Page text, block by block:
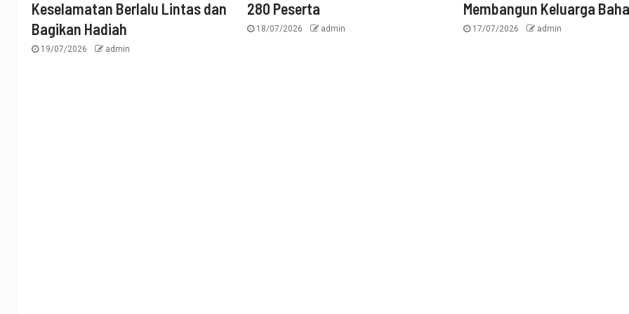
Keselamatan Berlalu Lintas dan
Bagikan Hadiah
19/07/2026 admin
280 Peserta
18/07/2026 admin
Membangun Keluarga
17/07/2026 admin